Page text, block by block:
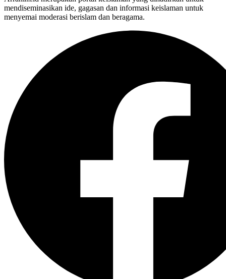
mendiseminasikan ide, gagasan dan informasi keislaman untuk
menyemai moderasi berislam dan beragama.